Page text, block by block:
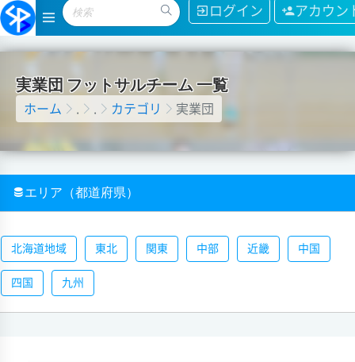
ログイン アカウン
実業団 フッ トサルチーム一覧
ホーム カテゴリ 実業団
エリア（都道府県）
北海道地域 東北 関東 中部 近畿 中国
四国 九州